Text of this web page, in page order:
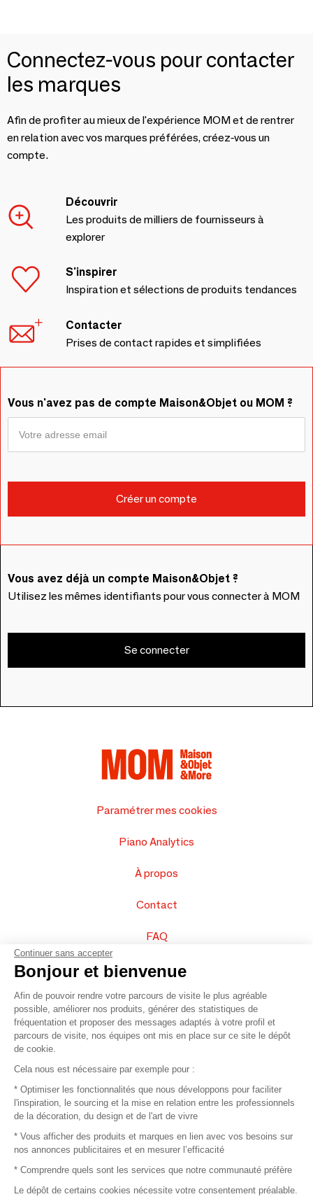
Connectez-vous pour contacter
les marques
Afin de profiter au mieux de l'expérience MOM et de rentrer
en relation avec vos marques préférées, créez-vous un
compte.
Découvrir
Les produits de milliers de fournisseurs à
explorer
S'inspirer
Inspiration et sélections de produits tendances
Contacter
Prises de contact rapides et simplifiées
Vous n'avez pas de compte Maison&Objet ou MOM ?
Vous avez déjà un compte Maison&Objet ?
Utilisez les mêmes identifiants pour vous connecter à MOM
Se connecter
Paramétrer mes cookies
Piano Analytics
À propos
Contact
FAQ
Vendez vos produits
Plan du site
© 2016 –Organisation SAFI
Recrutement
Mentions légales
Continuer sans accepter
Bonjour et bienvenue
Afin de pouvoir rendre votre parcours de visite le plus agréable
possible, améliorer nos produits, générer des statistiques de
fréquentation et proposer des messages adaptés à votre profil et
parcours de visite, nos équipes ont mis en place sur ce site le dépôt
de cookie.
Cela nous est nécessaire par exemple pour :
* Optimiser les fonctionnalités que nous développons pour faciliter
l'inspiration, le sourcing et la mise en relation entre les professionnels
de la décoration, du design et de l'art de vivre
* Vous afficher des produits et marques en lien avec vos besoins sur
nos annonces publicitaires et en mesurer l’efficacité
* Comprendre quels sont les services que notre communauté préfère
Le dépôt de certains cookies nécessite votre consentement préalable.